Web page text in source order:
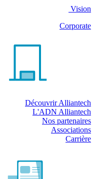
Vision
Corporate
Découvrir Alliantech
L'ADN Alliantech
Nos partenaires
Associations
Carrière